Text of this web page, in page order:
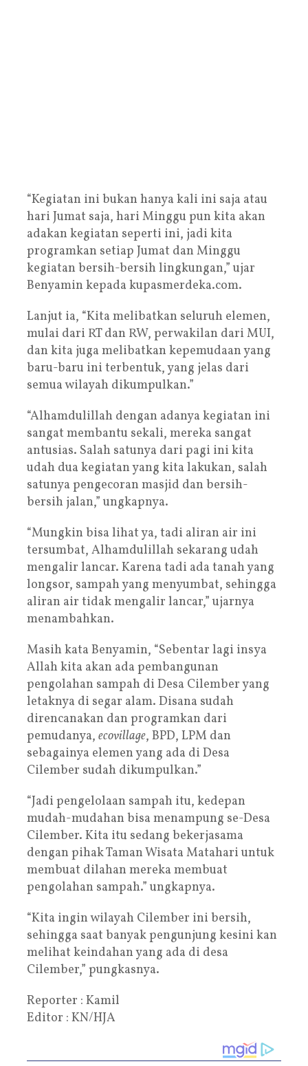
“Kegiatan ini bukan hanya kali ini saja atau
hari Jumat saja, hari Minggu pun kita akan
adakan kegiatan seperti ini, jadi kita
programkan setiap Jumat dan Minggu
kegiatan bersih-bersih lingkungan,” ujar
Benyamin kepada kupasmerdeka.com.
Lanjut ia, “Kita melibatkan seluruh elemen,
mulai dari RT dan RW, perwakilan dari MUI,
dan kita juga melibatkan kepemudaan yang
baru-baru ini terbentuk, yang jelas dari
semua wilayah dikumpulkan.”
“Alhamdulillah dengan adanya kegiatan ini
sangat membantu sekali, mereka sangat
antusias. Salah satunya dari pagi ini kita
udah dua kegiatan yang kita lakukan, salah
satunya pengecoran masjid dan bersih-
bersih jalan,” ungkapnya.
“Mungkin bisa lihat ya, tadi aliran air ini
tersumbat, Alhamdulillah sekarang udah
mengalir lancar. Karena tadi ada tanah yang
longsor, sampah yang menyumbat, sehingga
aliran air tidak mengalir lancar,” ujarnya
menambahkan.
Masih kata Benyamin, “Sebentar lagi insya
Allah kita akan ada pembangunan
pengolahan sampah di Desa Cilember yang
letaknya di segar alam. Disana sudah
direncanakan dan programkan dari
pemudanya, ecovillage, BPD, LPM dan
sebagainya elemen yang ada di Desa
Cilember sudah dikumpulkan.”
“Jadi pengelolaan sampah itu, kedepan
mudah-mudahan bisa menampung se-Desa
Cilember. Kita itu sedang bekerjasama
dengan pihak Taman Wisata Matahari untuk
membuat dilahan mereka membuat
pengolahan sampah.” ungkapnya.
“Kita ingin wilayah Cilember ini bersih,
sehingga saat banyak pengunjung kesini kan
melihat keindahan yang ada di desa
Cilember,” pungkasnya.
Reporter : Kamil
Editor : KN/HJA